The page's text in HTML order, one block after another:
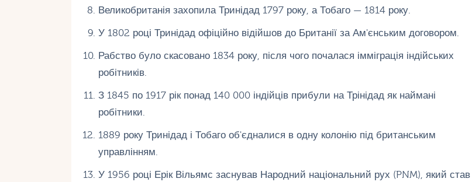
Великобританія захопила Тринідад 1797 року, а Тобаго — 1814 року.
У 1802 році Тринідад офіційно відійшов до Британії за Ам'єнським договором.
Рабство було скасовано 1834 року, після чого почалася імміграція індійських
робітників.
З 1845 по 1917 рік понад 140 000 індійців прибули на Трінідад як наймані
робітники.
1889 року Тринідад і Тобаго об'єдналися в одну колонію під британським
управлінням.
У 1956 році Ерік Вільямс заснував Народний національний рух (PNM), який став